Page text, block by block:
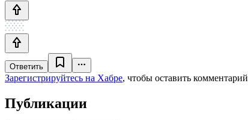
Ответить
Зарегистрируйтесь на Хабре, чтобы оставить комментарий
Публикации